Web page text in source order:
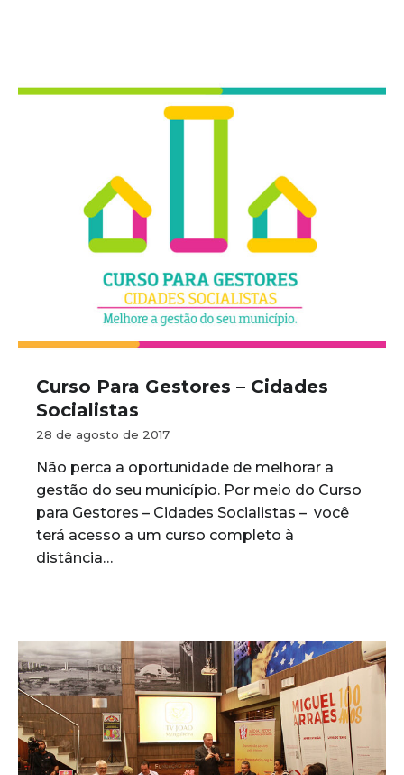
Curso Para Gestores – Cidades
Socialistas
28 de agosto de 2017
Não perca a oportunidade de melhorar a
gestão do seu município. Por meio do Curso
para Gestores – Cidades Socialistas – você
terá acesso a um curso completo à
distância…